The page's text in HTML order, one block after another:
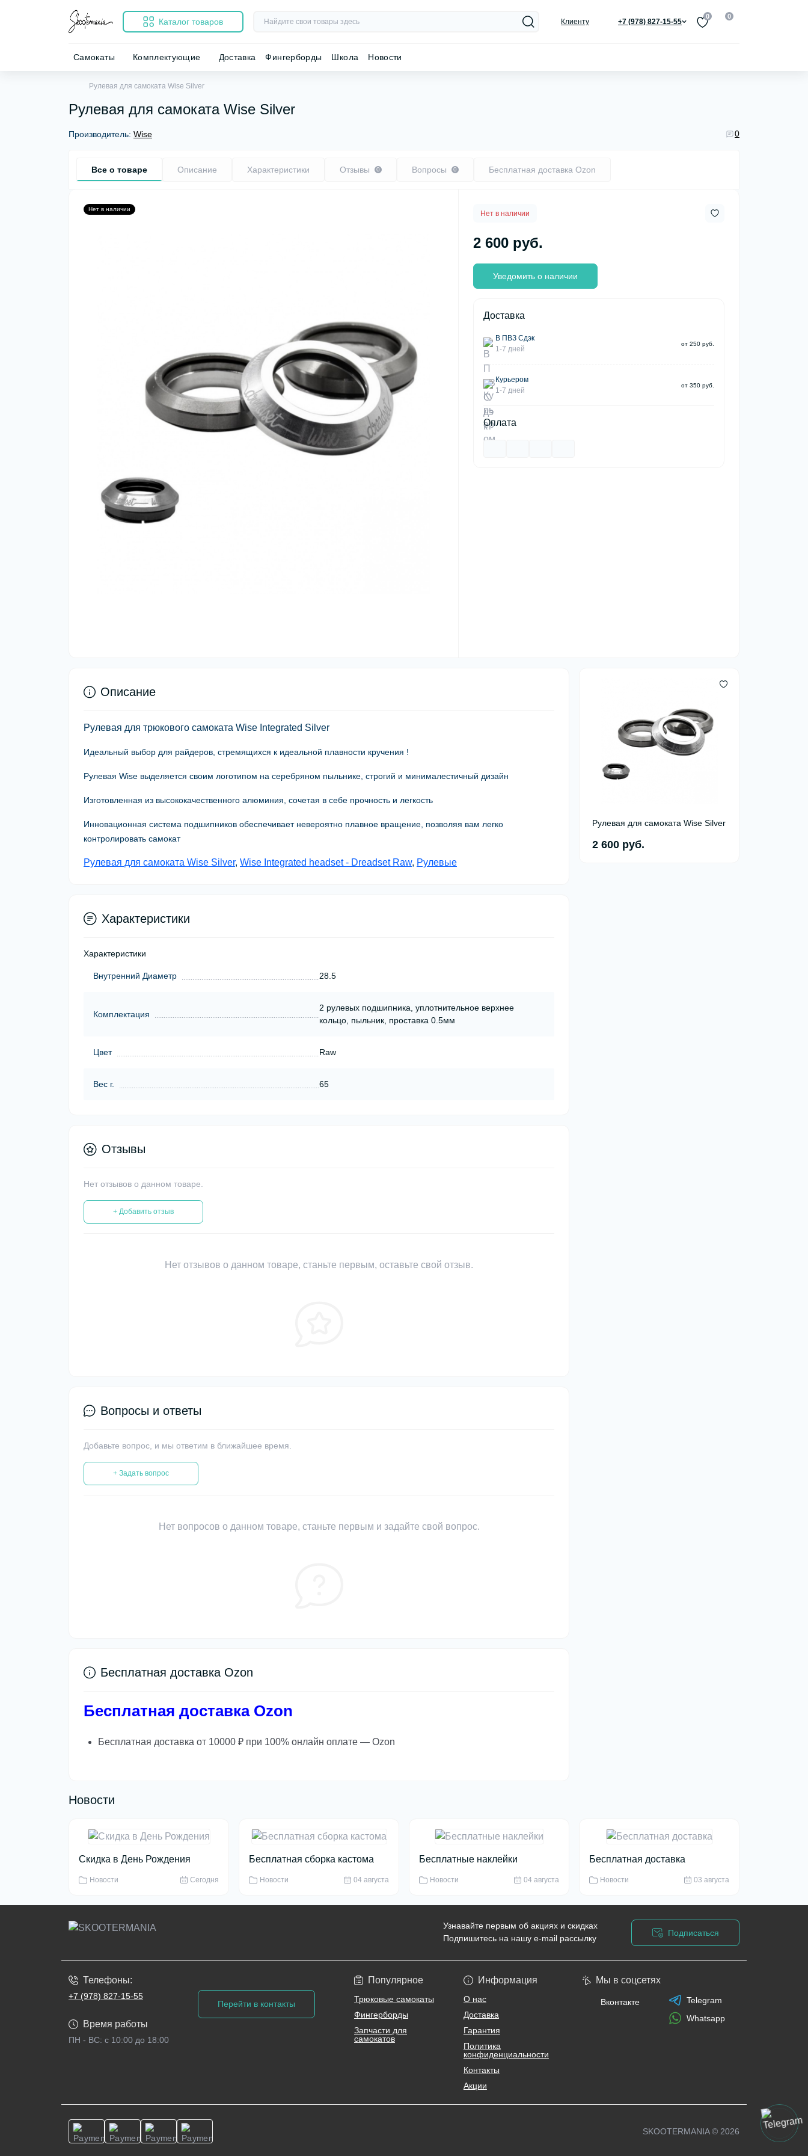
Каталог товаров Клиенту +7 (978) 827-15-55
0 0
Самокаты Комплектующие Доставка Фингерборды Школа Новости
Рулевая для самоката Wise Silver
Рулевая для самоката Wise Silver
Производитель: Wise 0
Все о товаре Описание Характеристики Отзывы 0 Вопросы 0 Бесплатная доставка Ozon
Нет в наличии Нет в наличии
2 600 руб.
Уведомить о наличии
Доставка
В ПВЗ Сдэк
1-7 дней
от 250 руб.
Курьером
1-7 дней
от 350 руб.
Оплата
Рулевая для самоката Wise Silver
2 600 руб.
Описание
Рулевая для трюкового самоката Wise Integrated Silver
Идеальный выбор для райдеров, стремящихся к идеальной плавности кручения !
Рулевая Wise выделяется своим логотипом на серебряном пыльнике, строгий и минималестичный дизайн
Изготовленная из высококачественного алюминия, сочетая в себе прочность и легкость
Инновационная система подшипников обеспечивает невероятно плавное вращение, позволяя вам легко
контролировать самокат
Рулевая для самоката Wise Silver, Wise Integrated headset - Dreadset Raw, Рулевые
Характеристики
Характеристики
Внутренний Диаметр 28.5
Комплектация
2 рулевых подшипника, уплотнительное верхнее
кольцо, пыльник, проставка 0.5мм
Цвет Raw
Вес г. 65
Отзывы
Нет отзывов о данном товаре.
+ Добавить отзыв
Нет отзывов о данном товаре, станьте первым, оставьте свой отзыв.
Вопросы и ответы
Добавьте вопрос, и мы ответим в ближайшее время.
+ Задать вопрос
Нет вопросов о данном товаре, станьте первым и задайте свой вопрос.
Бесплатная доставка Ozon
Бесплатная доставка Ozon
Бесплатная доставка от 10000 ₽ при 100% онлайн оплате — Ozon
Новости
Скидка в День Рождения
Новости Сегодня
Бесплатная сборка кастома
Новости 04 августа
Бесплатные наклейки
Новости 04 августа
Бесплатная доставка
Новости 03 августа
Узнавайте первым об акциях и скидках
Подпишитесь на нашу e-mail рассылку
Подписаться
Телефоны:
+7 (978) 827-15-55
Время работы
ПН - ВС: с 10:00 до 18:00
Перейти в контакты
Популярное
Трюковые самокаты
Фингерборды
Запчасти для
самокатов
Информация
О нас
Доставка
Гарантия
Политика
конфиденциальности
Контакты
Акции
Мы в соцсетях
Вконтакте
Telegram
Whatsapp
SKOOTERMANIA © 2026